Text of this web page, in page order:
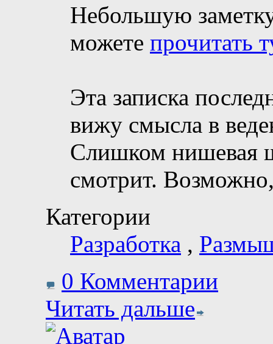
Небольшую
можете прочитать
Эта записка
вижу смысла в
Слишком нишевая
смотрит.
Категории
Разработка ,
0 Комментарии
Читать дальше